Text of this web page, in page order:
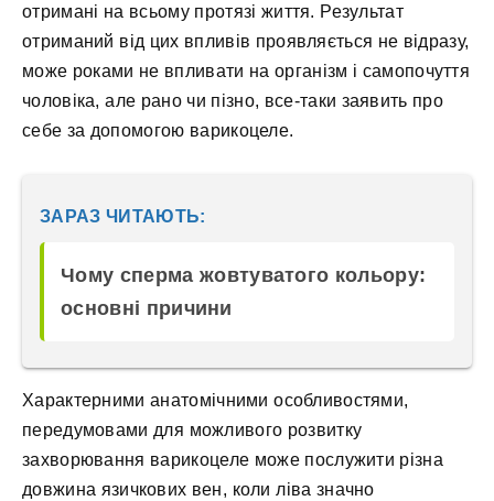
отримані на всьому протязі життя. Результат
отриманий від цих впливів проявляється не відразу,
може роками не впливати на організм і самопочуття
чоловіка, але рано чи пізно, все-таки заявить про
себе за допомогою варикоцеле.
ЗАРАЗ ЧИТАЮТЬ:
Чому сперма жовтуватого кольору:
основні причини
Характерними анатомічними особливостями,
передумовами для можливого розвитку
захворювання варикоцеле може послужити різна
довжина язичкових вен, коли ліва значно